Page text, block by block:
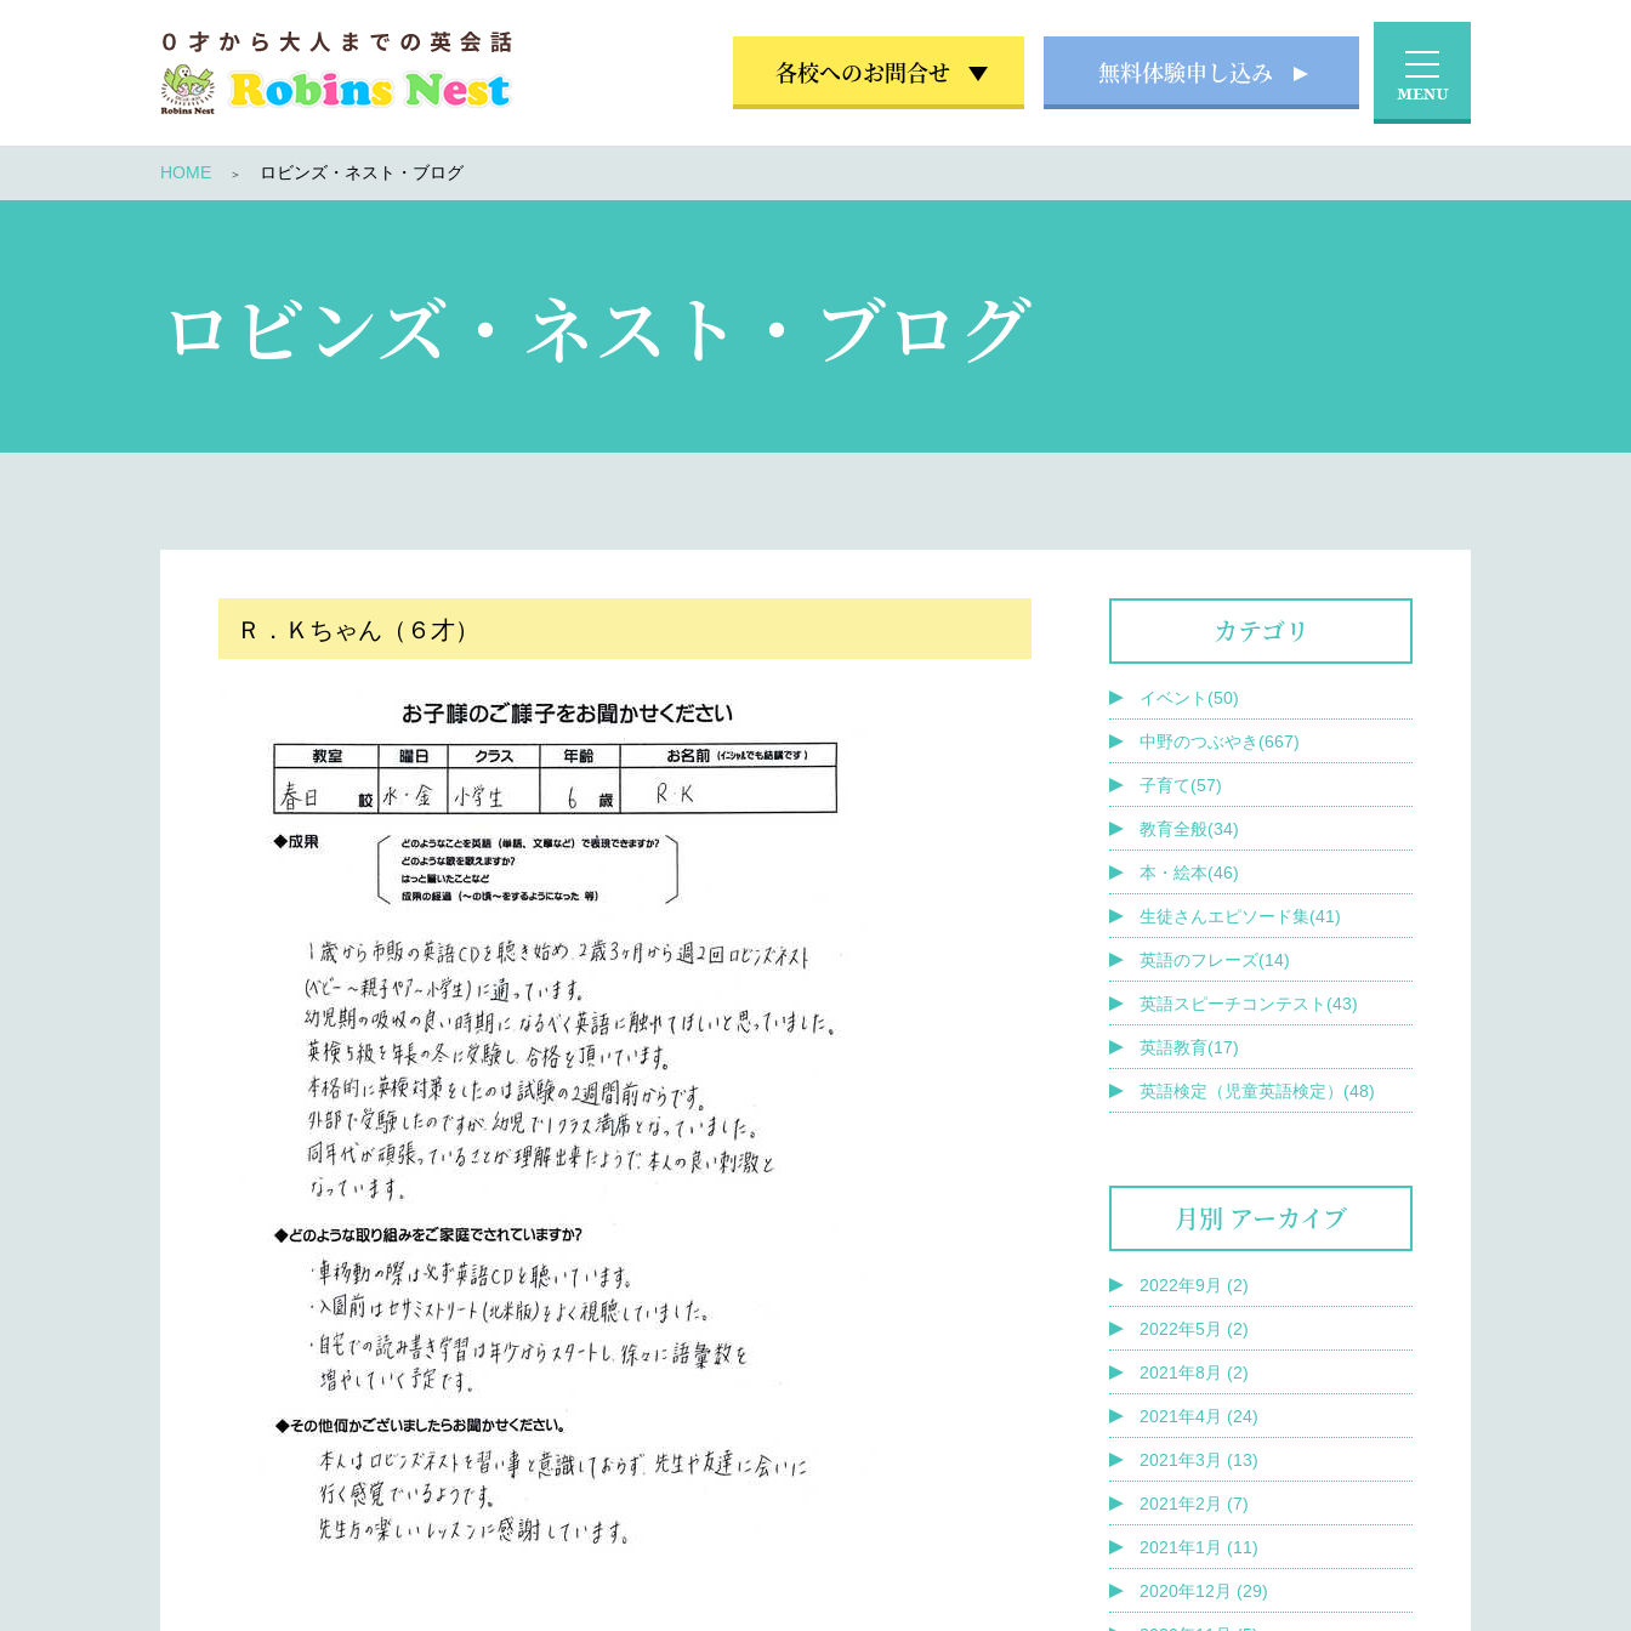
各校へのお問合せ 無料体験申し込み
HOME ロビンズ・ネスト・ブログ
ロビンズ・ネスト・ブログ
Ｒ．Ｋちゃん（６才） カテゴリ
イベント(50)
中野のつぶやき(667)
子育て(57)
教育全般(34)
本・絵本(46)
生徒さんエピソード集(41)
英語のフレーズ(14)
英語スピーチコンテスト(43)
英語教育(17)
英語検定（児童英語検定）(48)
月別 アーカイブ
2022年9月 (2)
2022年5月 (2)
2021年8月 (2)
2021年4月 (24)
2021年3月 (13)
2021年2月 (7)
2021年1月 (11)
2020年12月 (29)